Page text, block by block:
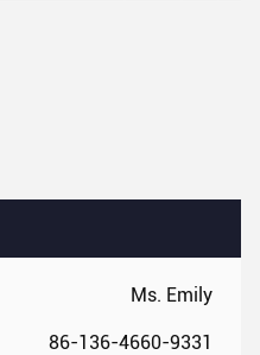
Ms. Emily
86-136-4660-9331